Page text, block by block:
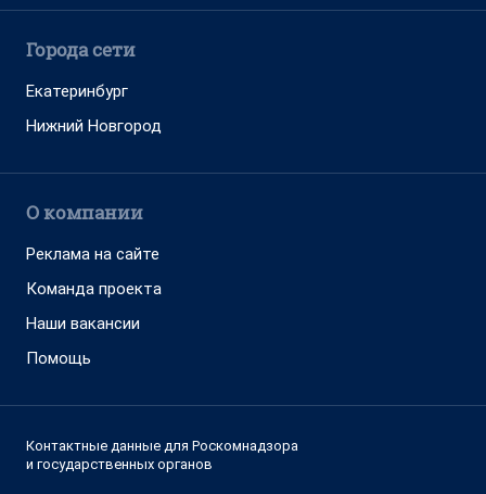
Города сети
Екатеринбург
Нижний Новгород
О компании
Реклама на сайте
Команда проекта
Наши вакансии
Помощь
Контактные данные для Роскомнадзора
и государственных органов